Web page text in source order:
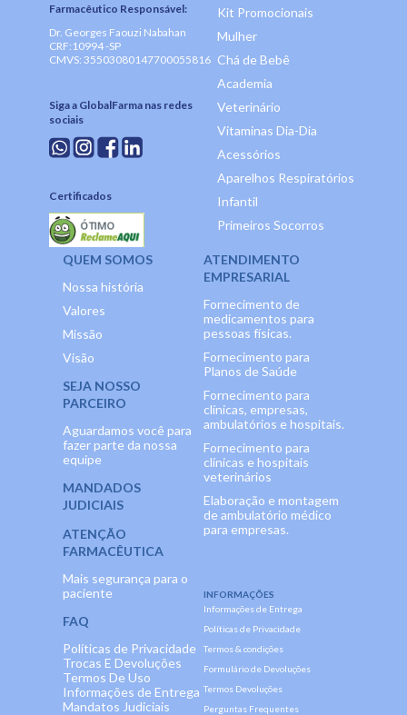
Farmacêutico Responsável:
Dr. Georges Faouzi Nabahan
CRF:10994 -SP
CMVS: 35503080147700055816
Siga a GlobalFarma nas redes
sociais
Certificados
Kit Promocionais
Mulher
Chá de Bebê
Academia
Veterinário
Vitaminas Dia-Dia
Acessórios
Aparelhos Respiratórios
Infantil
Primeiros Socorros
QUEM SOMOS
Nossa história
Valores
Missão
Visão
SEJA NOSSO
PARCEIRO
Aguardamos você para
fazer parte da nossa
equipe
MANDADOS
JUDICIAIS
ATENÇÃO
FARMACÊUTICA
Mais segurança para o
paciente
FAQ
Políticas de Privacidade
Trocas E Devoluções
Termos De Uso
Informações de Entrega
Mandatos Judiciais
ATENDIMENTO
EMPRESARIAL
Fornecimento de
medicamentos para
pessoas físicas.
Fornecimento para
Planos de Saúde
Fornecimento para
clínicas, empresas,
ambulatórios e hospitais.
Fornecimento para
clínicas e hospitais
veterinários
Elaboração e montagem
de ambulatório médico
para empresas.
INFORMAÇÕES
Informações de Entrega
Políticas de Privacidade
Termos & condições
Formulário de Devoluções
Termos Devoluções
Perguntas Frequentes